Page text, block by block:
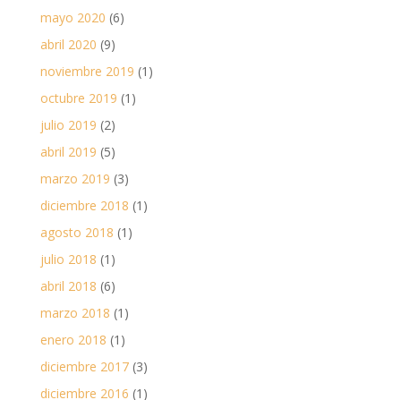
mayo 2020 (6)
abril 2020 (9)
noviembre 2019 (1)
octubre 2019 (1)
julio 2019 (2)
abril 2019 (5)
marzo 2019 (3)
diciembre 2018 (1)
agosto 2018 (1)
julio 2018 (1)
abril 2018 (6)
marzo 2018 (1)
enero 2018 (1)
diciembre 2017(3)
diciembre 2016 (1)